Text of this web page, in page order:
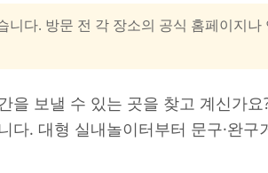
다. 방문 전 각 장소의 공식 홈페이지나
을 보낼 수 있는 곳을 찾고 계신가요
다. 대형 실내놀이터부터 문구·완구